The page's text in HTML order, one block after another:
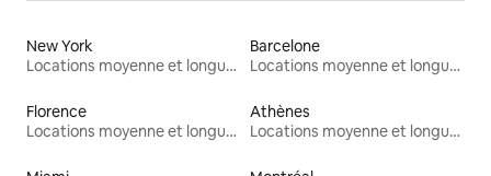
New York
Locations moyenne et longue durée
Barcelone
Locations moyenne et longue durée
Florence
Locations moyenne et longue durée
Athènes
Locations moyenne et longue durée